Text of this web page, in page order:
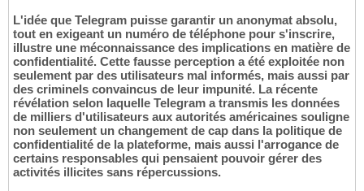
L'idée que Telegram puisse garantir un anonymat absolu,
tout en exigeant un numéro de téléphone pour s'inscrire,
illustre une méconnaissance des implications en matière de
confidentialité. Cette fausse perception a été exploitée non
seulement par des utilisateurs mal informés, mais aussi par
des criminels convaincus de leur impunité. La récente
révélation selon laquelle Telegram a transmis les données
de milliers d'utilisateurs aux autorités américaines souligne
non seulement un changement de cap dans la politique de
confidentialité de la plateforme, mais aussi l'arrogance de
certains responsables qui pensaient pouvoir gérer des
activités illicites sans répercussions.